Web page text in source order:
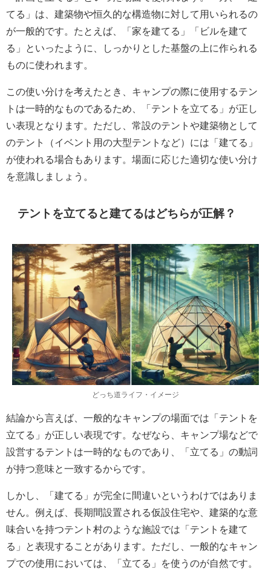
てる」は、建築物や恒久的な構造物に対して用いられるの
が一般的です。たとえば、「家を建てる」「ビルを建て
る」といったように、しっかりとした基盤の上に作られる
ものに使われます。
この使い分けを考えたとき、キャンプの際に使用するテン
トは一時的なものであるため、「テントを立てる」が正し
い表現となります。ただし、常設のテントや建築物として
のテント（イベント用の大型テントなど）には「建てる」
が使われる場合もあります。場面に応じた適切な使い分け
を意識しましょう。
テントを立てると建てるはどちらが正解？
どっち道ライフ・イメージ
結論から言えば、一般的なキャンプの場面では「テントを
立てる」が正しい表現です。なぜなら、キャンプ場などで
設営するテントは一時的なものであり、「立てる」の動詞
が持つ意味と一致するからです。
しかし、「建てる」が完全に間違いというわけではありま
せん。例えば、長期間設置される仮設住宅や、建築的な意
味合いを持つテント村のような施設では「テントを建て
る」と表現することがあります。ただし、一般的なキャン
プでの使用においては、「立てる」を使うのが自然です。